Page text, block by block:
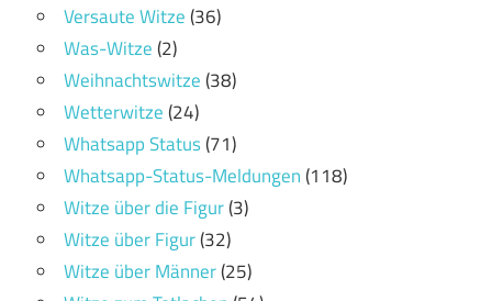
Versaute Witze(36)
Was-Witze(2)
Weihnachtswitze(38)
Wetterwitze(24)
Whatsapp Status(71)
Whatsapp-Status-Meldungen(118)
Witze über die Figur(3)
Witze über Figur(32)
Witze über Männer(25)